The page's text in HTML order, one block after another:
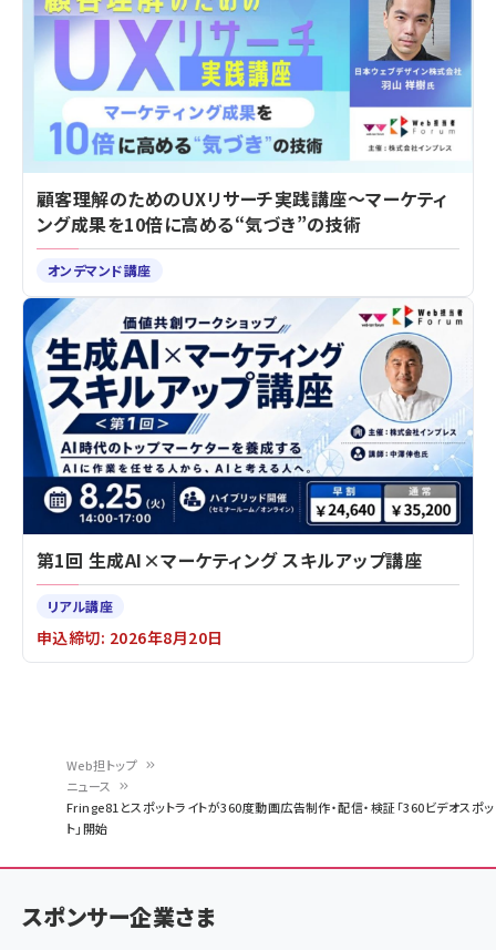
く
ず
Web担トップ
ニュース
Fringe81とスポットライトが360度動画広告制作・配信・検証「360ビデオスポッ
ト」開始
顧客理解のためのUXリサーチ実践講座～マーケティ
ング成果を10倍に高める“気づき”の技術
オンデマンド講座
第1回 生成AI×マーケティング スキルアップ講座
リアル講座
申込締切: 2026年8月20日
スポンサー企業さま